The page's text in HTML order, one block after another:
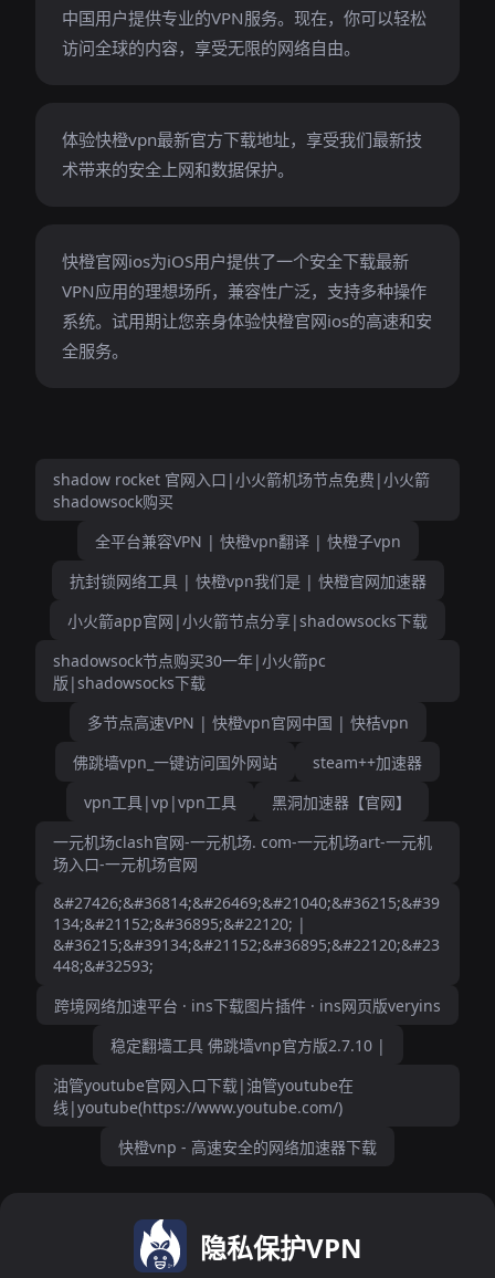
中国用户提供专业的VPN服务。现在，你可以轻松
访问全球的内容，享受无限的网络自由。
体验快橙vpn最新官方下载地址，享受我们最新技
术带来的安全上网和数据保护。
快橙官网ios为iOS用户提供了一个安全下载最新
VPN应用的理想场所，兼容性广泛，支持多种操作
系统。试用期让您亲身体验快橙官网ios的高速和安
全服务。
shadow rocket 官网入口|小火箭机场节点免费|小火箭
shadowsock购买
全平台兼容VPN | 快橙vpn翻译 | 快橙子vpn
抗封锁网络工具 | 快橙vpn我们是 | 快橙官网加速器
小火箭app官网|小火箭节点分享|shadowsocks下载
shadowsock节点购买30一年|小火箭pc
版|shadowsocks下载
多节点高速VPN | 快橙vpn官网中国 | 快桔vpn
佛跳墙vpn_一键访问国外网站
steam++加速器
vpn工具|vp|vpn工具
黑洞加速器【官网】
一元机场clash官网-一元机场. com-一元机场art-一元机
场入口-一元机场官网
&#27426;&#36814;&#26469;&#21040;&#36215;&#39
134;&#21152;&#36895;&#22120; |
&#36215;&#39134;&#21152;&#36895;&#22120;&#23
448;&#32593;
跨境网络加速平台 · ins下载图片插件 · ins网页版veryins
稳定翻墙工具 佛跳墙vnp官方版2.7.10 |
油管youtube官网入口下载|油管youtube在
线|youtube(https://www.youtube.com/)
快橙vnp - 高速安全的网络加速器下载
隐私保护VPN